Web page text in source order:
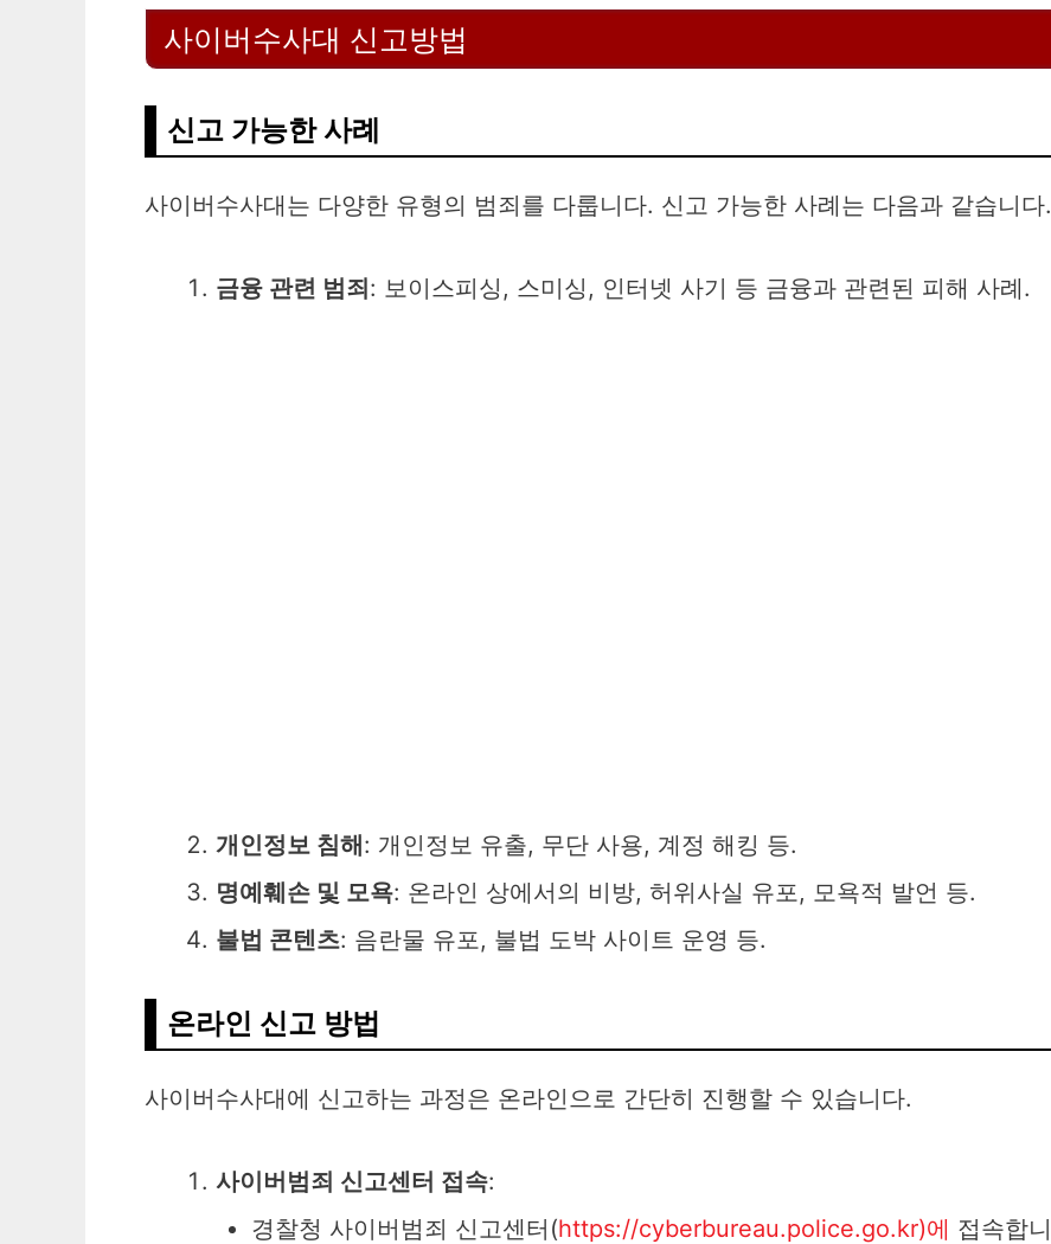
사이버수사대 신고방법
신고 가능한 사례
사이버수사대는 다양한 유형의 범죄를 다룹니다. 신고 가능한 사례는 다음과 같습니다.
금융 관련 범죄: 보이스피싱, 스미싱, 인터넷 사기 등 금융과 관련된 피해 사례.
개인정보 침해: 개인정보 유출, 무단 사용, 계정 해킹 등.
명예훼손 및 모욕: 온라인 상에서의 비방, 허위사실 유포, 모욕적 발언 등.
불법 콘텐츠: 음란물 유포, 불법 도박 사이트 운영 등.
온라인 신고 방법
사이버수사대에 신고하는 과정은 온라인으로 간단히 진행할 수 있습니다.
사이버범죄 신고센터 접속:
경찰청 사이버범죄 신고센터(https://cyberbureau.police.go.kr)에 접속합니